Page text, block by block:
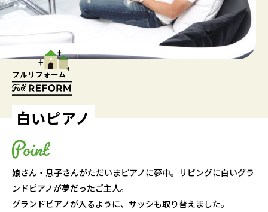
白いピアノ
娘さん・息子さんがただいまピアノに夢中。リビングに白いグラ
ンドピアノが夢だったご主人。
グランドピアノが入るように、サッシも取り替えました。